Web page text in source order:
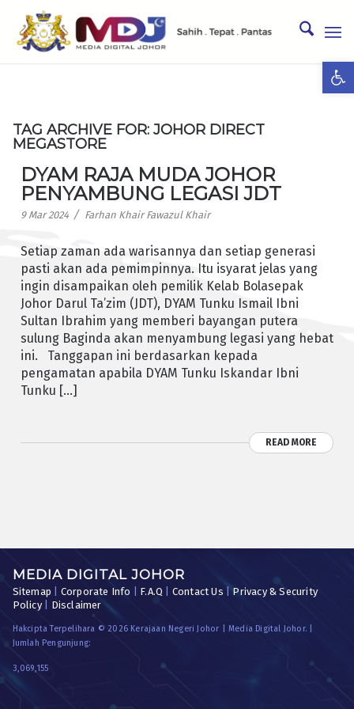
TAG ARCHIVE FOR: JOHOR DIRECT
MEGASTORE
DYAM RAJA MUDA JOHOR
PENYAMBUNG LEGASI JDT
9 Mar 2024 / Farhan Khair Fawazul Khair
Setiap zaman ada warisannya dan setiap generasi
pasti akan ada pemimpinnya. Itu isyarat jelas yang
ingin disampaikan oleh pemilik Kelab Bolasepak
Johor Darul Ta’zim (JDT), DYAM Tunku Ismail Ibni
Sultan Ibrahim yang memberi bayangan putera
sulung Baginda akan menyambung legasi yang hebat
ini. Tanggapan ini berdasarkan kepada
pengamatan apabila DYAM Tunku Iskandar Ibni
Tunku […]
READ MORE
MEDIA DIGITAL JOHOR
Sitemap Corporate Info F.A.Q Contact Us |Privacy & Security
Policy| Disclaimer
Hakcipta Terpelihara © 2026 Kerajaan Negeri Johor | Media Digital Johor. |
Jumlah Pengunjung:
3,069,155